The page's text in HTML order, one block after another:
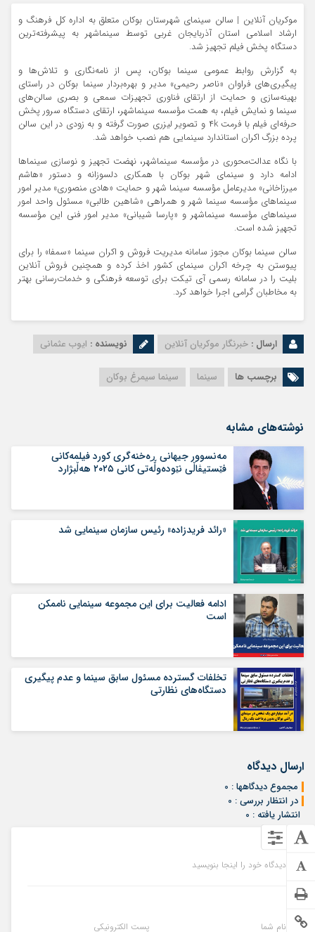
موکریان آنلاین | سالن سینمای شهرستان بوکان متعلق به اداره کل فرهنگ و
ارشاد اسلامی استان آذربایجان غربی توسط سینماشهر به پیشرفته‌ترین
دستگاه پخش فیلم تجهیز شد.
به گزارش روابط عمومی سینما بوکان، پس از نامه‌نگاری و تلاش‌ها و
پیگیری‌‌های فراوان «ناصر رحیمی» مدیر و بهره‌بردار سینما بوکان در راستای
بهینه‌سازی و حمایت از ارتقای فناوری تجهیزات سمعی و بصری سالن‌های
سینما و نمایش فیلم، به همت مؤسسه سینماشهر، ارتقای دستگاه سرور پخش
حرفه‌ای فیلم با فرمت ۴k و تصویر لیزری صورت گرفته و به زودی در این سالن
پرده بزرگ اکران استاندارد سینمایی هم نصب خواهد شد.
با نگاه عدالت‌محوری در مؤسسه سینماشهر، نهضت تجهیز و نوسازی سینماها
ادامه دارد و سینمای شهر بوکان با همکاری دلسوزانه و دستور «هاشم
میرزاخانی» مدیرعامل مؤسسه سینما شهر و حمایت «هادی منصوری» مدیر امور
سینماهای مؤسسه سینما شهر و همراهی «شاهین طالبی» مسئول واحد امور
سینماهای مؤسسه سینماشهر و «پارسا شیبانی» مدیر امور فنی این مؤسسه
تجهیز شده است.
سالن سینما بوکان مجوز سامانه مدیریت فروش و اکران سینما «سمفا» را برای
پیوستن به چرخه اکران سینمای کشور اخذ کرده و همچنین فروش آنلاین
بلیت را در سامانه رسمی آی تیکت برای توسعه فرهنگی و خدمات‌رسانی بهتر
به مخاطبان گرامی اجرا خواهد کرد.
ارسال : خبرنگار موکریان آنلاین نویسنده : ایوب عثمانی
برچسب ها سینما سینما سیمرغ بوکان
نوشته‌های مشابه
مەنسوور جیهانی ڕه‌خنه‌گری کورد فیلمه‌کانی
فێستیڤاڵی نێوده‌وڵه‌تی کانی ۲۰۲۵ هه‌ڵبژارد
«رائد فریدزاده» رئیس سازمان سینمایی شد
ادامه فعالیت برای این مجموعه سینمایی ناممکن
است
تخلفات گسترده مسئول سابق سینما و عدم پیگیری
دستگاه‌های نظارتی
ارسال دیدگاه
مجموع دیدگاهها : 0
در انتظار بررسی : 0
انتشار یافته : 0
دیدگاه خود را اینجا بنویسید
نام شما پست الکترونیکی